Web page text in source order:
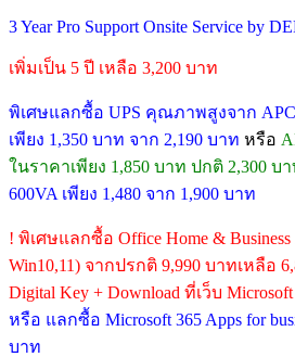
3 Year Pro Support Onsite Service by
เพิ่มเป็น 5 ปี เหลือ 3,200 บาท
พิเศษแลกซื้อ UPS คุณภาพสูงจาก APC
เพียง 1,350 บาท จาก 2,190 บาท หรือ
ในราคาเพียง 1,850 บาท ปกติ 2,300 บ
600VA เพียง 1,480 จาก 1,900 บาท
! พิเศษแลกซื้อ Office Home &
Win10,11) จากปรกติ 9,990 บาทเหลือ
Digital Key + Download ที่เว็บ
หรือ แลกซื้อ Microsoft 365 Apps for
บาท